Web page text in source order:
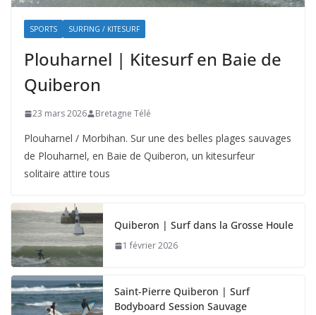
SPORTS SURFING / KITESURF
Plouharnel | Kitesurf en Baie de
Quiberon
23 mars 2026 Bretagne Télé
Plouharnel / Morbihan. Sur une des belles plages sauvages
de Plouharnel, en Baie de Quiberon, un kitesurfeur
solitaire attire tous
Quiberon | Surf dans la Grosse Houle
1 février 2026
Saint-Pierre Quiberon | Surf
Bodyboard Session Sauvage